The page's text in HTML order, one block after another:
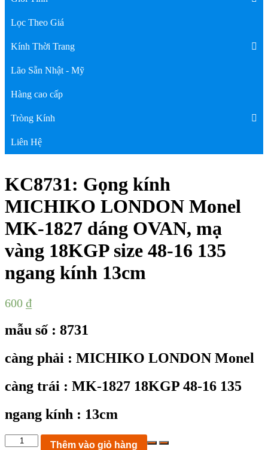
Lọc Theo Giá
Kính Thời Trang
Lão Sẵn Nhật - Mỹ
Hàng cao cấp
Tròng Kính
Liên Hệ
KC8731: Gọng kính
MICHIKO LONDON Monel
MK-1827 dáng OVAN, mạ
vàng 18KGP size 48-16 135
ngang kính 13cm
600 ₫
mẫu số : 8731
càng phải : MICHIKO LONDON Monel
càng trái : MK-1827 18KGP 48-16 135
ngang kính : 13cm
KC8731:
Thêm vào giỏ hàng